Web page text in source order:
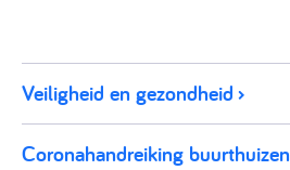
Veiligheid en gezondheid
Coronahandreiking buurthuizen